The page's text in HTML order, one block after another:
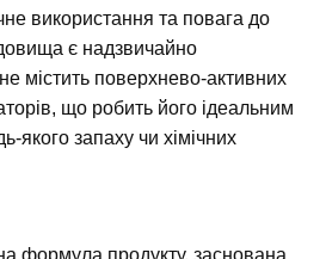
використання та повага до
є надзвичайно
містить поверхнево-активних
що робить його ідеальним
якого запаху чи хімічних
формула продукту, заснована